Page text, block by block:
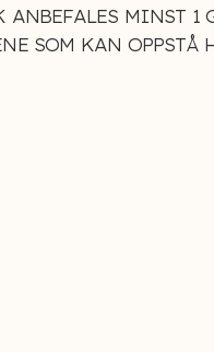
ANBEFALES MINST
SOM KAN